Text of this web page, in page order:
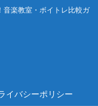
音楽教室・ボイトレ比較ガ
イバシーポリシー